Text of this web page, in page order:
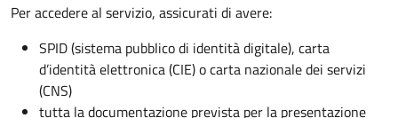
Per accedere al servizio, assicurati di avere:
SPID (sistema pubblico di identità digitale), carta
d’identità elettronica (CIE) o carta nazionale dei servizi
(CNS)
tutta la documentazione prevista per la presentazione